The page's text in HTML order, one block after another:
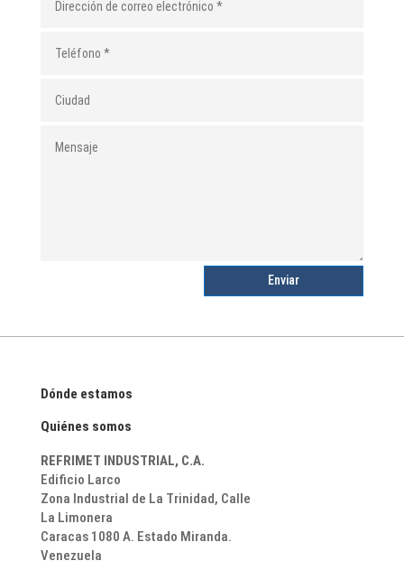
Enviar
Dónde estamos
Quiénes somos
REFRIMET INDUSTRIAL, C.A.
Edificio Larco
Zona Industrial de La Trinidad, Calle
La Limonera
Caracas 1080 A. Estado Miranda.
Venezuela